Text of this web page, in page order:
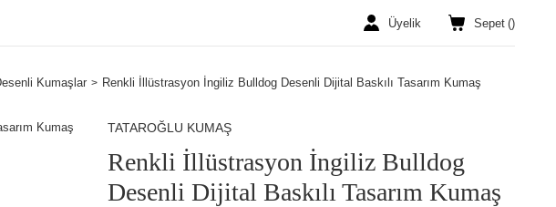
Üyelik Sepet ()
Kumaşlar Renkli İllüstrasyon İngiliz Bulldog Desenli Dijital Baskılı Tasarım Kumaş
TATAROĞLU KUMAŞ
Renkli İllüstrasyon İngiliz Bulldog
Desenli Dijital Baskılı Tasarım Kumaş